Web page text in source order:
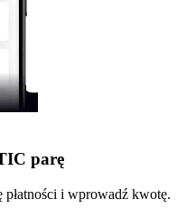
parę
i wprowadź kwotę.